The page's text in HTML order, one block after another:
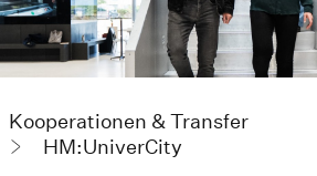
Kooperationen & Transfer
HM:UniverCity